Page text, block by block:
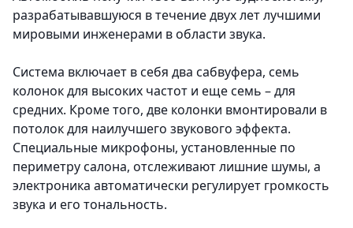
разрабатывавшуюся в течение двух лет лучшими
мировыми инженерами в области звука.
Система включает в себя два сабвуфера, семь
колонок для высоких частот и еще семь – для
средних. Кроме того, две колонки вмонтировали в
потолок для наилучшего звукового эффекта.
Специальные микрофоны, установленные по
периметру салона, отслеживают лишние шумы, а
электроника автоматически регулирует громкость
звука и его тональность.